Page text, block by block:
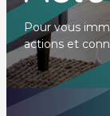
Pour vous
actions et